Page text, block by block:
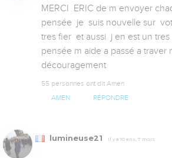
MERCI  ERIC de m envoyer
pensée  je  suis nouvelle sur
tres fier  et aussi  j en est un
pensée m aide a passé a traver
découragement
55 personnes ont dit Amen
AMEN RÉPONDRE
lumineuse21 Il y a 10 ans, 7 mois